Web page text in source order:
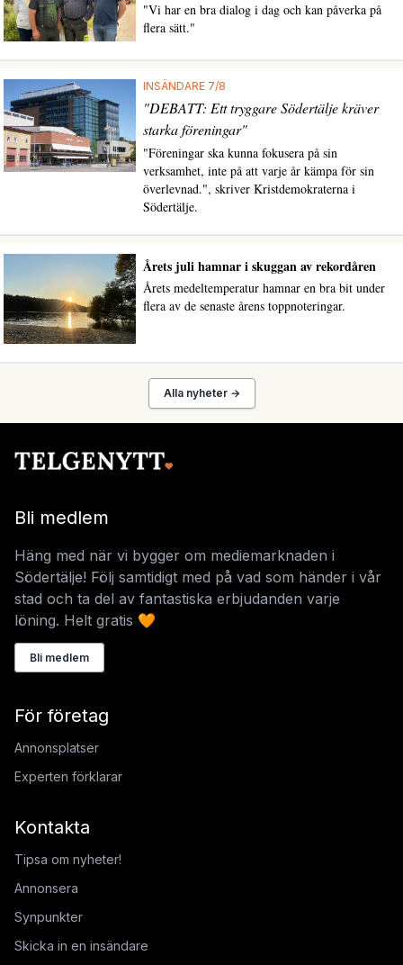
"Vi har en bra dialog i dag och kan påverka på
flera sätt."
INSÄNDARE 7/8
"DEBATT: Ett tryggare Södertälje kräver
starka föreningar"
"Föreningar ska kunna fokusera på sin
verksamhet, inte på att varje år kämpa för sin
överlevnad.", skriver Kristdemokraterna i
Södertälje.
Årets juli hamnar i skuggan av rekordåren
Årets medeltemperatur hamnar en bra bit under
flera av de senaste årens toppnoteringar.
Alla nyheter →
Bli medlem
Häng med när vi bygger om mediemarknaden i
Södertälje! Följ samtidigt med på vad som händer i vår
stad och ta del av fantastiska erbjudanden varje
löning. Helt gratis 🧡
Bli medlem
För företag
Annonsplatser
Experten förklarar
Kontakta
Tipsa om nyheter!
Annonsera
Synpunkter
Skicka in en insändare